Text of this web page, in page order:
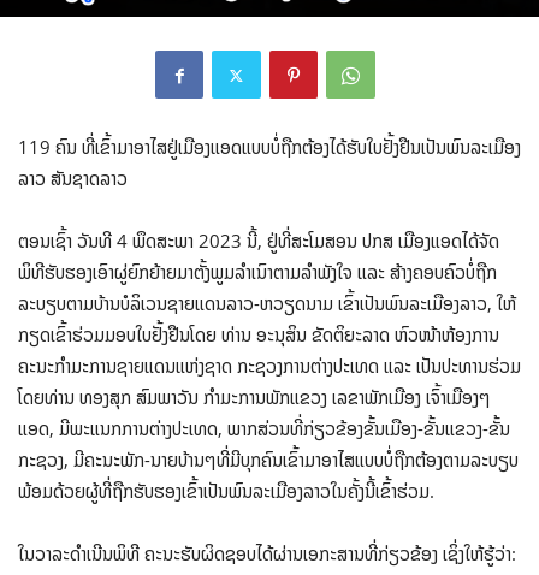
119 ຄົນ ທີ່ເຂົ້າມາອາໄສຢູ່ເມືອງແອດແບບບໍ່ຖືກຕ້ອງໄດ້ຮັບໃບຢັ້ງຢືນເປັນພົນລະເມືອງ
ລາວ ສັນຊາດລາວ
ຕອນເຊົ້າ ວັນທີ 4 ພຶດສະພາ 2023 ນີ້, ຢູ່ທີ່ສະໂມສອນ ປກສ ເມືອງແອດໄດ້ຈັດ
ພິທີຮັບຮອງເອົາຜູ່ຍົກຍ້າຍມາຕັ້ງພູມລຳເນົາຕາມລຳພັງໃຈ ແລະ ສ້າງຄອບຄົວບໍ່ຖືກ
ລະບຽບຕາມບ້ານບໍລິເວນຊາຍແດນລາວ-ຫວຽດນາມ ເຂົ້າເປັນພົນລະເມືອງລາວ, ໃຫ້
ກຽດເຂົ້າຮ່ວມມອບໃບຢັ້ງຢືນໂດຍ ທ່ານ ອະນຸສິນ ຂັດຕິຍະລາດ ຫົວໜ້າຫ້ອງການ
ຄະນະກຳມະການຊາຍແດນແຫ່ງຊາດ ກະຊວງການຕ່າງປະເທດ ແລະ ເປັນປະທານຮ່ວມ
ໂດຍທ່ານ ທອງສຸກ ສົມພາວັນ ກຳມະການພັກແຂວງ ເລຂາພັກເມືອງ ເຈົ້າເມືອງໆ
ແອດ, ມີພະແນກການຕ່າງປະເທດ, ພາກສ່ວນທີ່ກ່ຽວຂ້ອງຂັ້ນເມືອງ-ຂັ້ນແຂວງ-ຂັ້ນ
ກະຊວງ, ມີຄະນະພັກ-ນາຍບ້ານໆທີ່ມີບຸກຄົນເຂົ້າມາອາໄສແບບບໍ່ຖືກຕ້ອງຕາມລະບຽບ
ພ້ອມດ້ວຍຜູ້ທີ່ຖືກຮັບຮອງເຂົ້າເປັນພົນລະເມືອງລາວໃນຄັ້ງນີ້ເຂົ້າຮ່ວມ.
ໃນວາລະດຳເນີນພິທີ ຄະນະຮັບຜິດຊອບໄດ້ຜ່ານເອກະສານທີ່ກ່ຽວຂ້ອງ ເຊິ່ງໃຫ້ຮູ້ວ່າ: